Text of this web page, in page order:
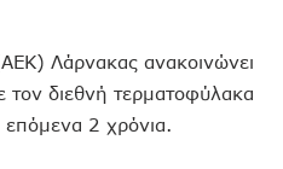
Λάρνακας ανακοινώνει
διεθνή τερματοφύλακα
2 χρόνια.